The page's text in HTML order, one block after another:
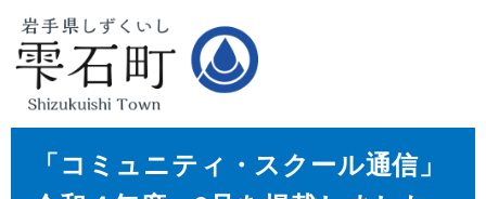
「コミュニティ・スクール通信」